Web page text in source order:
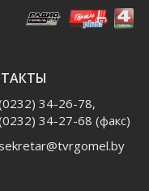
34-26-78,
34-27-68 (факс)